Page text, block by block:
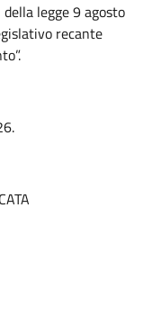
legge 9 agosto
recante